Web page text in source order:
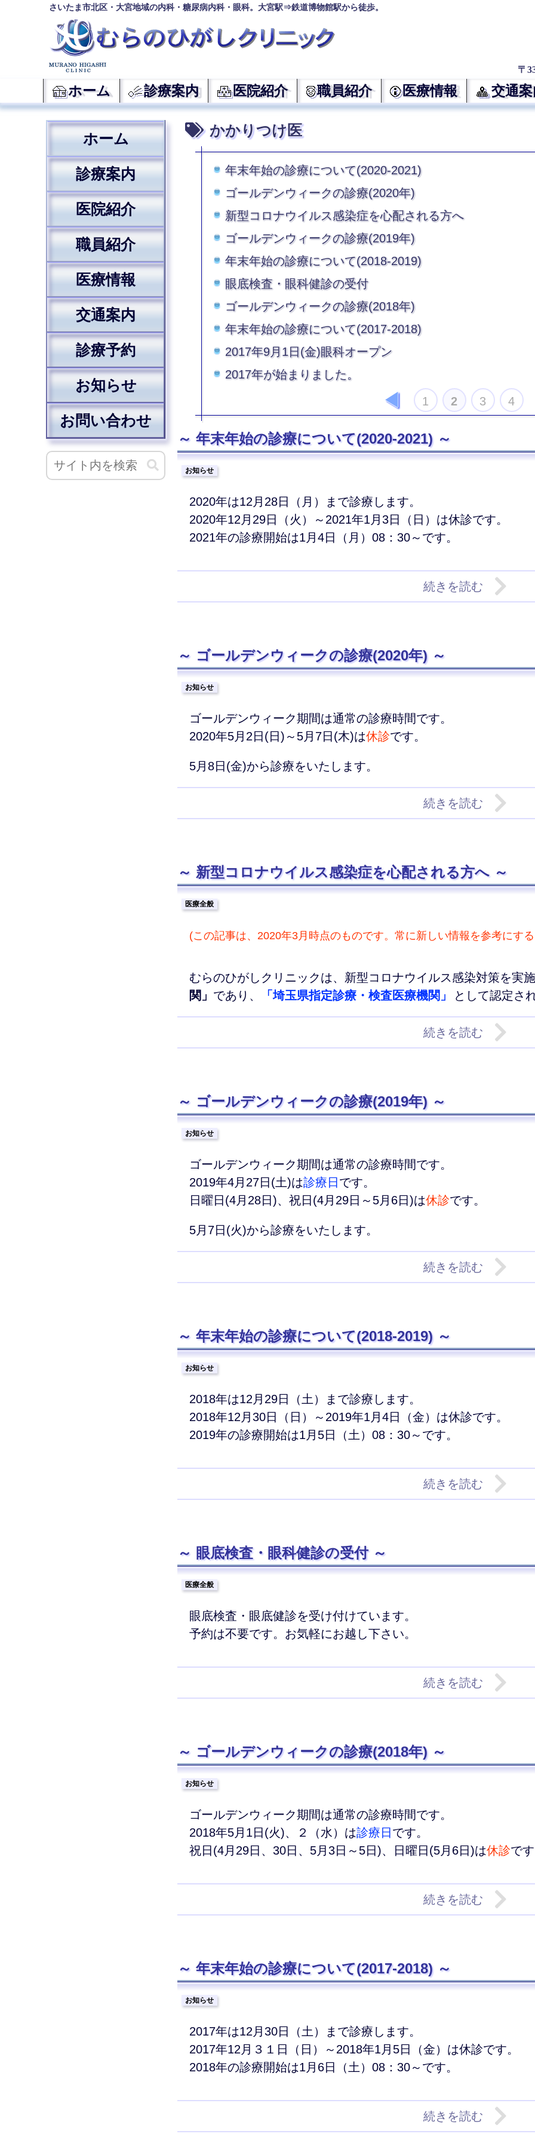
さいたま市北区・大宮地域の内科・糖尿病内科・眼科。大宮駅⇒鉄道博物館駅から徒歩。
〒
ホーム 診療案内 医院紹介 職員紹介 医療情報 交通
かかりつけ医
年末年始の診療について(2020-2021)
ゴールデンウィークの診療(2020年)
新型コロナウイルス感染症を心配される方へ
ゴールデンウィークの診療(2019年)
年末年始の診療について(2018-2019)
眼底検査・眼科健診の受付
ゴールデンウィークの診療(2018年)
年末年始の診療について(2017-2018)
2017年9月1日(金)眼科オープン
2017年が始まりました。
前
へ
1 2 3 4
年末年始の診療について(2020-2021)
お知らせ
2020年は12月28日（月）まで診療します。
2020年12月29日（火）～2021年1月3日（日）は休診です。
2021年の診療開始は1月4日（月）08：30～です。
続きを読む
ゴールデンウィークの診療(2020年)
お知らせ
ゴールデンウィーク期間は通常の診療時間です。
2020年5月2日(日)～5月7日(木)は休診です。
5月8日(金)から診療をいたします。
続きを読む
新型コロナウイルス感染症を心配される方へ
医療全般
(この記事は、2020年3月時点のものです。常に新しい情報を参考にす
むらのひがしクリニックは、新型コロナウイルス感染対策を実
関」 であり、 「埼玉県指定診療・検査医療機関」 として認定さ
続きを読む
ゴールデンウィークの診療(2019年)
お知らせ
ゴールデンウィーク期間は通常の診療時間です。
2019年4月27日(土)は診療日 です。
日曜日(4月28日)、祝日(4月29日～5月6日)は休診です。
5月7日(火)から診療をいたします。
続きを読む
年末年始の診療について(2018-2019)
お知らせ
2018年は12月29日（土）まで診療します。
2018年12月30日（日）～2019年1月4日（金）は休診です。
2019年の診療開始は1月5日（土）08：30～です。
続きを読む
眼底検査・眼科健診の受付
医療全般
眼底検査・眼底健診を受け付けています。
予約は不要です。お気軽にお越し下さい。
続きを読む
ゴールデンウィークの診療(2018年)
お知らせ
ゴールデンウィーク期間は通常の診療時間です。
2018年5月1日(火)、２（水）は診療日 です。
祝日(4月29日、30日、5月3日～5日)、日曜日(5月6日)は休診で
続きを読む
年末年始の診療について(2017-2018)
お知らせ
2017年は12月30日（土）まで診療します。
2017年12月３１日（日）～2018年1月5日（金）は休診です。
2018年の診療開始は1月6日（土）08：30～です。
続きを読む
ホーム
診療案内
医院紹介
職員紹介
医療情報
交通案内
診療予約
お知らせ
お問い合わせ